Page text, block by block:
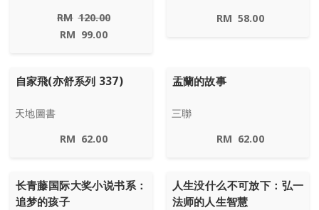
RM 120.00
RM 99.00
RM 58.00
自家飛(亦舒系列 337)
天地圖書
RM 62.00
盂蘭的故事
三聯
RM 62.00
长青藤国际大奖小说书系：
追梦的孩子
人生没什么不可放下：弘一
法师的人生智慧